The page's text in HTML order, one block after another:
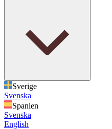
Sverige
Svenska
Spanien
Svenska
English